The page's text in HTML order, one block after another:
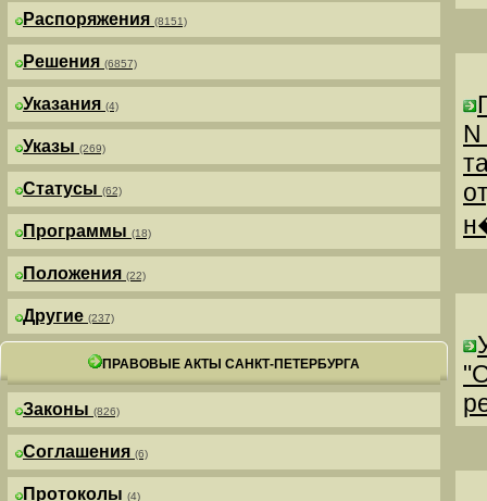
Распоряжения (8151)
Решения (6857)
Указания (4)
Указы (269)
Статусы (62)
Программы (18)
Положения (22)
Другие (237)
ПРАВОВЫЕ АКТЫ САНКТ-ПЕТЕРБУРГА
Законы (826)
Соглашения (6)
Протоколы (4)